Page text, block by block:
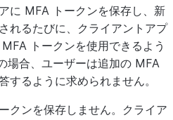
に MFA トークンを保存し、新
れるたびに、クライアントアプ
トークンを使用できるよう
場合、ユーザーは追加の MFA
するように求められません。
クンを保存しません。クライア